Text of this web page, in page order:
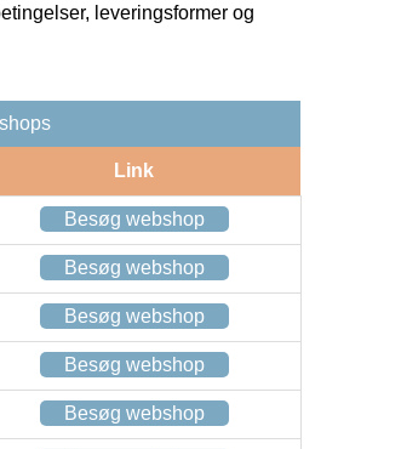
leveringsformer og
Link
Besøg webshop
Besøg webshop
Besøg webshop
Besøg webshop
Besøg webshop